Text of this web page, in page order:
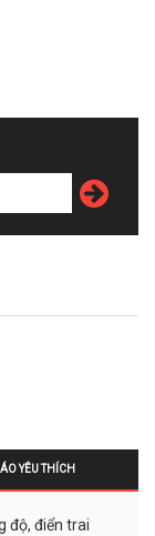
YÊU THÍCH
độ, điển trai